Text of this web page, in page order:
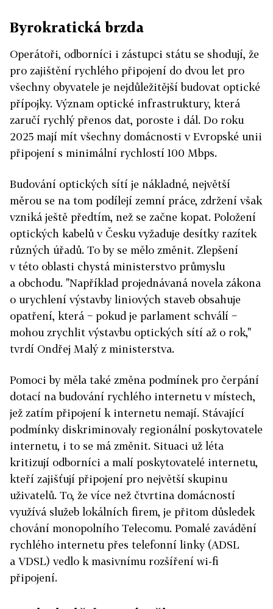
Byrokratická brzda
Operátoři, odborníci i zástupci státu se shodují, že
pro zajištění rychlého připojení do dvou let pro
všechny obyvatele je nejdůležitější budovat optické
přípojky. Význam optické infrastruktury, která
zaručí rychlý přenos dat, poroste i dál. Do roku
2025 mají mít všechny domácnosti v Evropské unii
připojení s minimální rychlostí 100 Mbps.
Budování optických sítí je nákladné, největší
měrou se na tom podílejí zemní práce, zdržení však
vzniká ještě předtím, než se začne kopat. Položení
optických kabelů v Česku vyžaduje desítky razítek
různých úřadů. To by se mělo změnit. Zlepšení
v této oblasti chystá ministerstvo průmyslu
a obchodu. "Například projednávaná novela zákona
o urychlení výstavby liniových staveb obsahuje
opatření, která − pokud je parlament schválí −
mohou zrychlit výstavbu optických sítí až o rok,"
tvrdí Ondřej Malý z ministerstva.
Pomoci by měla také změna podmínek pro čerpání
dotací na budování rychlého internetu v místech,
jež zatím připojení k internetu nemají. Stávající
podmínky diskriminovaly regionální poskytovatele
internetu, i to se má změnit. Situaci už léta
kritizují odborníci a malí poskytovatelé internetu,
kteří zajišťují připojení pro největší skupinu
uživatelů. To, že více než čtvrtina domácností
využívá služeb lokálních firem, je přitom důsledek
chování monopolního Telecomu. Pomalé zavádění
rychlého internetu přes telefonní linky (ADSL
a VDSL) vedlo k masivnímu rozšíření wi-fi
připojení.